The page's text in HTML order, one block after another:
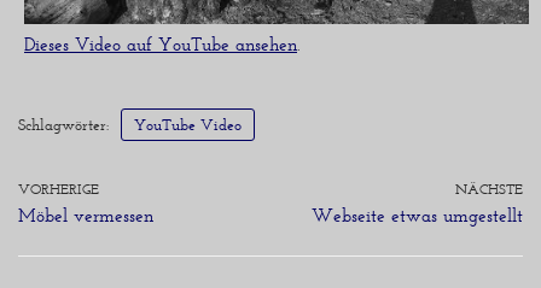
Dieses Video auf YouTube ansehen.
Schlagwörter: YouTube Video
VORHERIGE
Möbel vermessen
NÄCHSTE
Webseite etwas umgestellt